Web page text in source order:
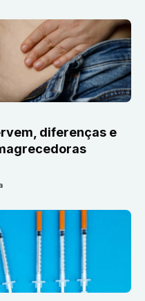
diferenças e